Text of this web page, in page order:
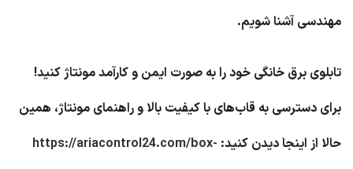
مهندسی آشنا شویم.
تابلوی برق خانگی خود را به صورت ایمن و کارآمد مونتاژ کنید!
برای دسترسی به قاب‌های با کیفیت بالا و راهنمای مونتاژ، همین
حالا از اینجا دیدن کنید: https://ariacontrol24.com/box-